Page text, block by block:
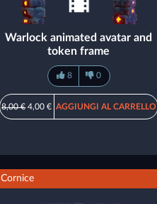
Warlock animated avatar and
token frame
8 0
8,00 €4,00 € AGGIUNGI AL CARRELLO
Cornice